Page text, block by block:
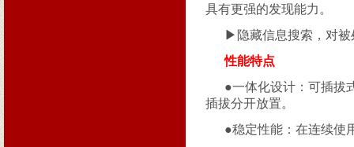
具有更强的发现能力。
▶隐藏信息搜索，对被
性能特点
●一体化设计：可插拔
插拔分开放置。
●稳定性能：在连续使